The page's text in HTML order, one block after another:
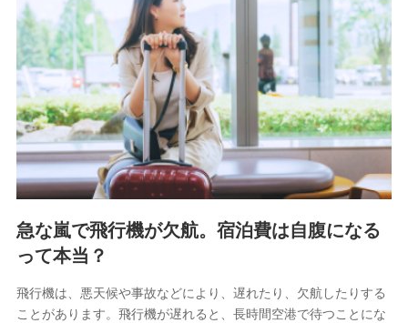
急な嵐で飛行機が欠航。宿泊費は自腹になる
って本当？
飛行機は、悪天候や事故などにより、遅れたり、欠航したりする
ことがあります。飛行機が遅れると、長時間空港で待つことにな